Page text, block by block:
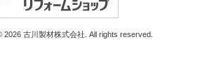
2026 古川製材株式会社. All rights reserved.